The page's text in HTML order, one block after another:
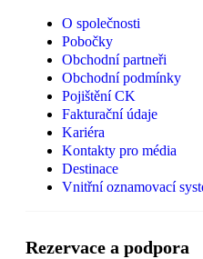
O společnosti
Pobočky
Obchodní partneři
Obchodní podmínky
Pojištění CK
Fakturační údaje
Kariéra
Kontakty pro média
Destinace
Vnitřní oznamovací
Rezervace a podpora